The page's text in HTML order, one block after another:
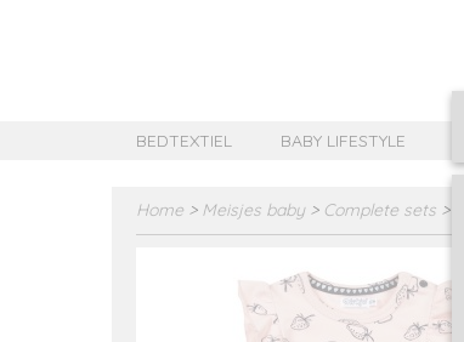
BEDTEXTIEL BABY LIFESTYLE
Home > Meisjes baby> Complete sets >